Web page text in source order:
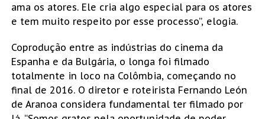
ama os atores. Ele cria algo especial para os atores
e tem muito respeito por esse processo”, elogia.
Coprodução entre as indústrias do cinema da
Espanha e da Bulgária, o longa foi filmado
totalmente in loco na Colômbia, começando no
final de 2016. O diretor e roteirista Fernando León
de Aranoa considera fundamental ter filmado por